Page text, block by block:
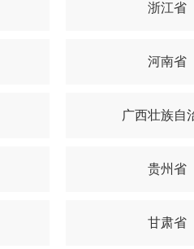
浙江省
河南省
广西壮族自
贵州省
甘肃省